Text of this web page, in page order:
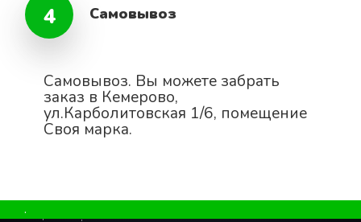
4 Самовывоз
Самовывоз. Вы можете забрать
заказ в Кемерово,
ул.Карболитовская 1/6, помещение
Своя марка.
.